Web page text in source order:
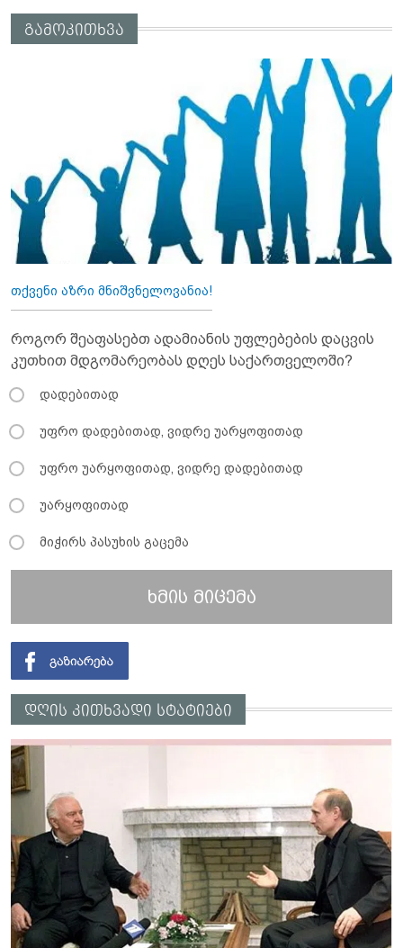
გამოკითხვა
თქვენი აზრი მნიშვნელოვანია!
როგორ შეაფასებთ ადამიანის უფლებების დაცვის
კუთხით მდგომარეობას დღეს საქართველოში?
დადებითად
უფრო დადებითად, ვიდრე უარყოფითად
უფრო უარყოფითად, ვიდრე დადებითად
უარყოფითად
მიჭირს პასუხის გაცემა
ხმის მიცემა
დღის კითხვადი სტატიები